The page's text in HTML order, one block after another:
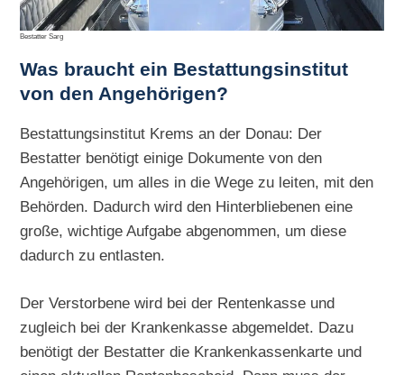
Bestatter Sarg
Was braucht ein Bestattungsinstitut
von den Angehörigen?
Bestattungsinstitut Krems an der Donau: Der
Bestatter benötigt einige Dokumente von den
Angehörigen, um alles in die Wege zu leiten, mit den
Behörden. Dadurch wird den Hinterbliebenen eine
große, wichtige Aufgabe abgenommen, um diese
dadurch zu entlasten.
Der Verstorbene wird bei der Rentenkasse und
zugleich bei der Krankenkasse abgemeldet. Dazu
benötigt der Bestatter die Krankenkassenkarte und